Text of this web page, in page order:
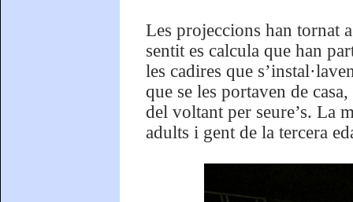
Les projeccions han tornat
sentit es calcula que han
les cadires que
que se les portaven de
del voltant per seure’s. La
adults i gent de la tercera